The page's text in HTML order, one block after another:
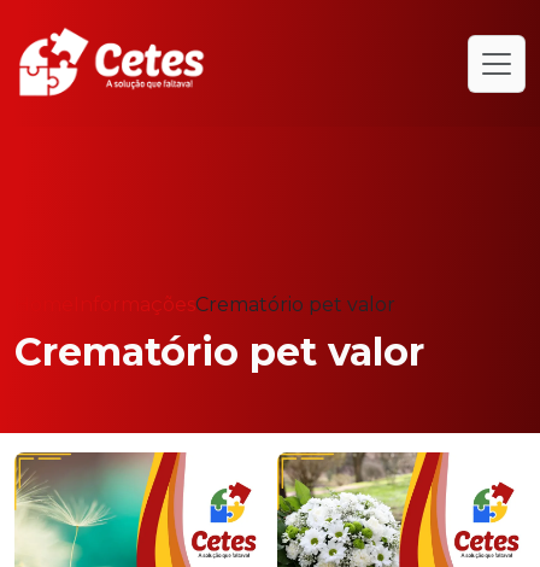
InformaçõesCrematório pet valor
Crematório pet valor